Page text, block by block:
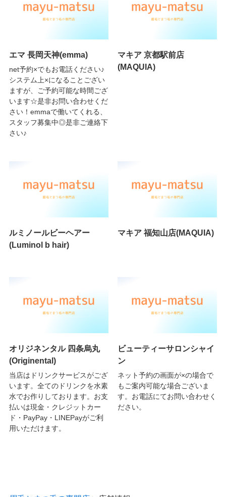
エマ 長岡天神(emma)
net予約×でもお電話ください♪
システム上×になることござい
ますが、ご予約可能な時間ござ
います☆是非お問い合わせくだ
さい！emmaで働いてくれる、
スタッフ募集中◎是非ご連絡下
さい♪
マキア 京都駅前店
(MAQUIA)
ルミノールビーヘアー
(Luminol b hair)
マキア 福知山店(MAQUIA)
オリジネンタル 四条烏丸
(Originental)
当店はドリンクサービスがござ
います。全てのドリンクを水素
水でお作りしております。お支
払いは現金・クレジットカー
ド・PayPay・LINEPayがご利
用いただけます。
ビューティーサロンシャイ
ン
ネット予約の画面が×の場合で
もご案内可能な場合ございま
す。お電話にてお問い合わせく
ださい。